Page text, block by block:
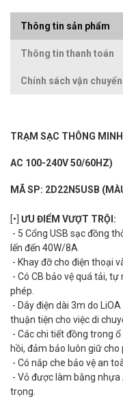
Thông tin sản phẩm
Thông tin thanh toán
Chính sách vận chuyển
TRẠM SẠC THÔNG
AC 100-240V 50/60HZ)
MÃ SP: 2D22N5USB
[•] ƯU ĐIỂM VƯỢT TRỘI:
- 5 Cổng USB sạc đồng
lến đến 40W/8A
- Khay đỡ cho điện thoại
- Có CB bảo vệ quá tải,
phép.
- Dây điện dài 3m do
thuận tiện cho việc di
- Các chi tiết đồng trong
hồi, đảm bảo luôn giữ cho
- Có nắp che bảo vệ an
- Vỏ được làm bằng nhựa
trọng.